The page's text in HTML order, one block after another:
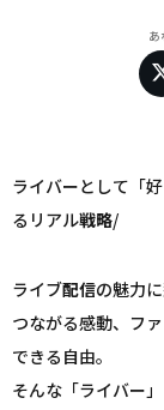
ライバーとして「
るリアル戦略/
ライブ配信の魅力
つながる感動、フ
できる自由。
そんな「ライバー